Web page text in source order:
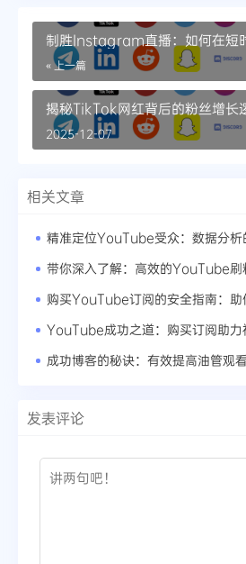
制胜Instagram直播：如何在短
« 上一篇
揭秘TikTok网红背后的粉丝增长
2025-12-07
相关文章
精准定位YouTube受众：数据分析
带你深入了解：高效的YouTube刷
购买YouTube订阅的安全指南：助
YouTube成功之道：购买订阅助力
成功博客的秘诀：有效提高油管观
发表评论